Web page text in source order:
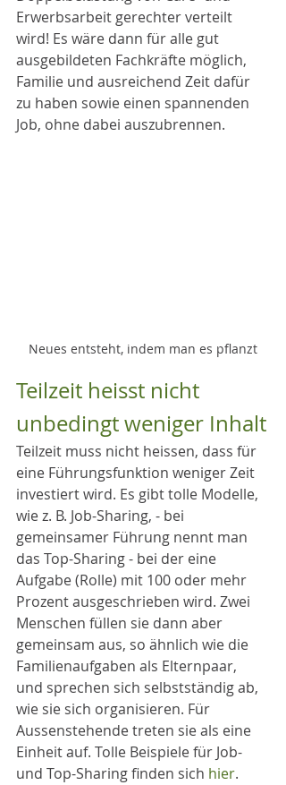
Erwerbsarbeit gerechter verteilt
wird! Es wäre dann für alle gut
ausgebildeten Fachkräfte möglich,
Familie und ausreichend Zeit dafür
zu haben sowie einen spannenden
Job, ohne dabei auszubrennen.
Neues entsteht, indem man es pflanzt
Teilzeit heisst nicht
unbedingt weniger Inhalt
Teilzeit muss nicht heissen, dass für
eine Führungsfunktion weniger Zeit
investiert wird. Es gibt tolle Modelle,
wie z. B. Job-Sharing, - bei
gemeinsamer Führung nennt man
das Top-Sharing - bei der eine
Aufgabe (Rolle) mit 100 oder mehr
Prozent ausgeschrieben wird. Zwei
Menschen füllen sie dann aber
gemeinsam aus, so ähnlich wie die
Familienaufgaben als Elternpaar,
und sprechen sich selbstständig ab,
wie sie sich organisieren. Für
Aussenstehende treten sie als eine
Einheit auf. Tolle Beispiele für Job-
und Top-Sharing finden sich hier.